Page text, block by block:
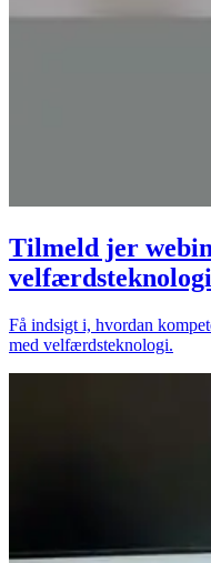
Tilmeld jer
Få indsigt i, hvordan
med velfærdsteknologi.